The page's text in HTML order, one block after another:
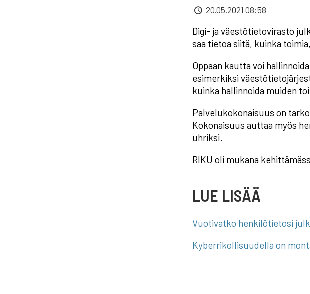
20.05.2021 08:58
Digi- ja väestötietovirasto
saa tietoa siitä, kuinka
Oppaan kautta voi
esimerkiksi
kuinka hallinnoida muiden
Palvelukokonaisuus on
Kokonaisuus auttaa myös
uhriksi.
RIKU oli mukana
LUE LISÄÄ
Vuotivatko henkilötietosi
Kyberrikollisuudella on